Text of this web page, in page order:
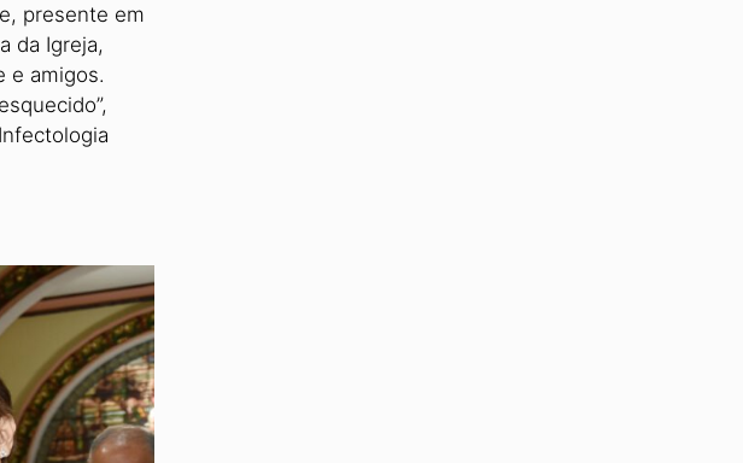
presente em
da Igreja,
e amigos.